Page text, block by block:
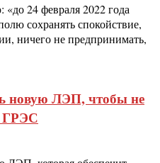
24 февраля 2022 года
сохранять спокойствие,
ничего не предпринимать,
новую ЛЭП, чтобы не
ГРЭС